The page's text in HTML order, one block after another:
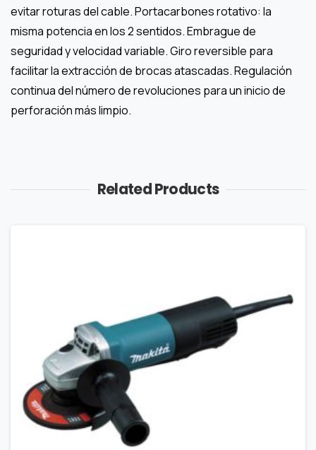
evitar roturas del cable. Portacarbones rotativo: la
misma potencia en los 2 sentidos. Embrague de
seguridad y velocidad variable. Giro reversible para
facilitar la extracción de brocas atascadas. Regulación
continua del número de revoluciones para un inicio de
perforación más limpio.
Related Products